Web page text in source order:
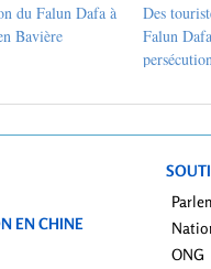
du Falun Dafa à
Bavière
Des
Falun
EN CHINE
ONG